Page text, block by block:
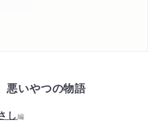
いやつの物語
し編